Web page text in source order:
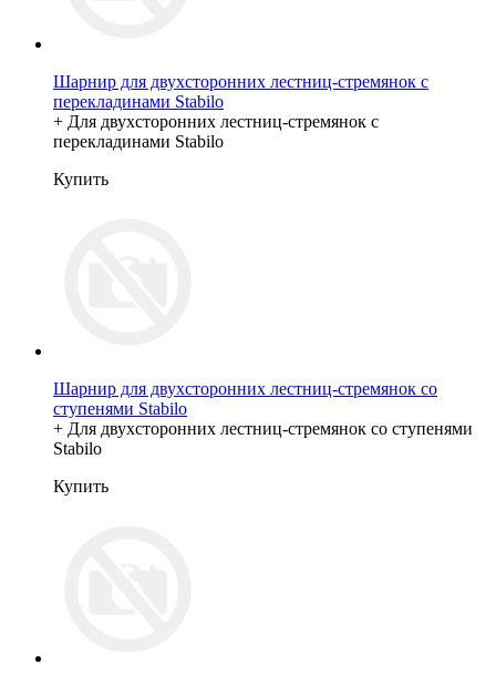
Шарнир для двухсторонних лестниц-стремянок с
перекладинами Stabilo
+ Для двухсторонних лестниц-стремянок с
перекладинами Stabilo
Купить
Шарнир для двухсторонних лестниц-стремянок со
ступенями Stabilo
+ Для двухсторонних лестниц-стремянок со ступенями
Stabilo
Купить